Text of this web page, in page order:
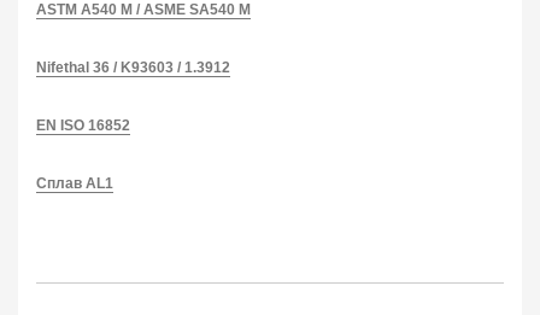
ASTM A540 M / ASME SA540 M
Nifethal 36 / K93603 / 1.3912
EN ISO 16852
Cплав AL1